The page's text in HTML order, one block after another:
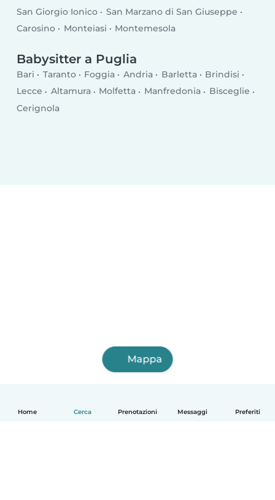
Home Cerca Prenotazioni Messaggi Preferiti
San Giorgio Ionico
San Marzano di San Giuseppe
Carosino
Monteiasi Montemesola
Babysitter a Puglia
Bari Taranto Foggia Andria Barletta
Brindisi
Lecce
Altamura Molfetta Manfredonia
Bisceglie
Cerignola
Mappa